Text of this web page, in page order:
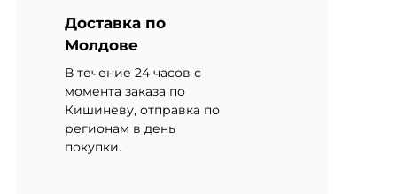
Доставка по
Молдове
В течение 24 часов с
момента заказа по
Кишиневу, отправка по
регионам в день
покупки.